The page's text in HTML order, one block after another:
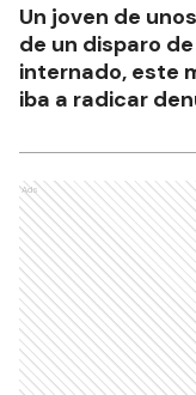
Un joven de
de un disparo
internado, este
iba a radicar
Ads